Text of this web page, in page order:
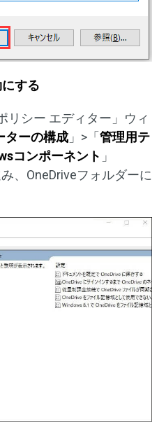
する
リシー エディター」ウィ
ターの構成 」>「 管理用テ
コンポーネント 」
、OneDriveフォルダーに